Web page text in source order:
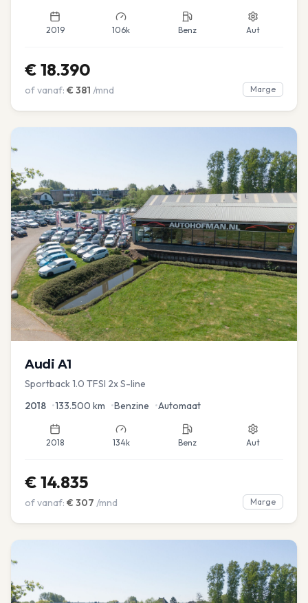
2019 106k Benz Aut
€ 18.390
of vanaf: € 381 /mnd Marge
Audi A1
Sportback 1.0 TFSI 2x S-line
2018 •133.500 km •Benzine •Automaat
2018 134k Benz Aut
€ 14.835
of vanaf: € 307 /mnd Marge